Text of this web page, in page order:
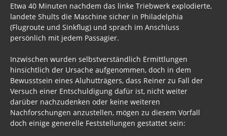
Etwa 40 Minuten nachdem das linke Triebwerk explodierte,
landete Shults die Maschine sicher in Philadelphia
(Flugroute und Sinkflug) und sprach im Anschluss
persönlich mit jedem Passagier.
Inzwischen wurden selbstverständlich Ermittlungen
hinsichtlich der Ursache aufgenommen, doch in dem
Bewusstsein eines Aluhutträgers, dass Reiner zu Fall der
Versuch einer Entschuldigung dafür ist, nicht weiter
darüber nachzudenken oder keine weiteren
Nachforschungen anzustellen, mögen zu diesem Vorfall
doch einige generelle Feststellungen gestattet sein: